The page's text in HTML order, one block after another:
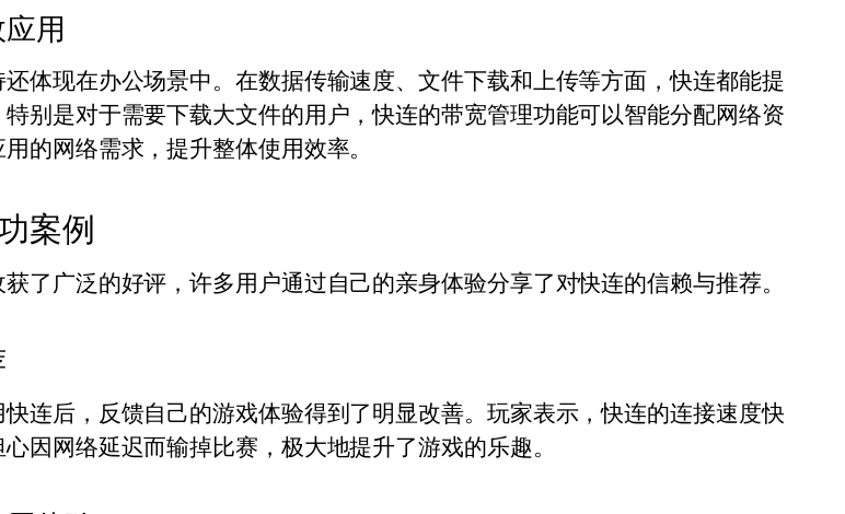
用
体现在办公场景中。在数据传输速度、文件下载和上传等方面，快连都能提
别是对于需要下载大文件的用户，快连的带宽管理功能可以智能分配网络资
的网络需求，提升整体使用效率。
案例
了广泛的好评，许多用户通过自己的亲身体验分享了对快连的信赖与推荐。
连后，反馈自己的游戏体验得到了明显改善。玩家表示，快连的连接速度快
因网络延迟而输掉比赛，极大地提升了游戏的乐趣。